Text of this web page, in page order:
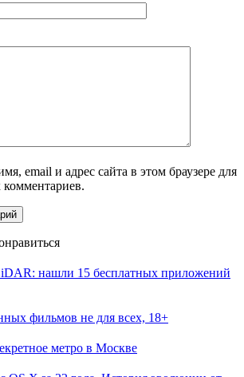
email и адрес сайта в этом браузере для
нашли 15 бесплатных приложений
фильмов не для всех, 18+
метро в Москве